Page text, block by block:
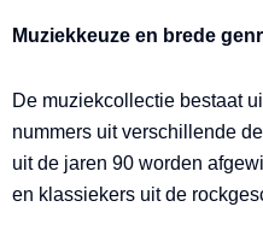
Muziekkeuze en brede
De muziekcollectie bestaat
nummers uit verschillende
uit de jaren 90 worden
en klassiekers uit de